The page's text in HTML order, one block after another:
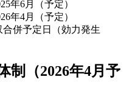
年6月（予定）
月（予定）
併予定日（効力発生
制（2026年4月予